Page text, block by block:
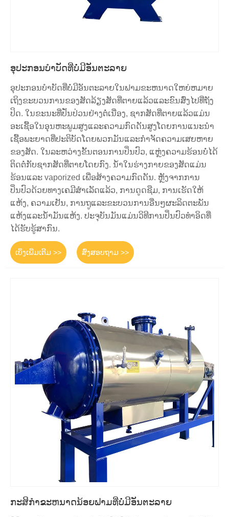
ອຸປະກອນບໍາບັດທີ່ບໍ່ມີອັນຕະລາຍ
ອຸປະກອນບໍາບັດທີ່ບໍ່ມີອັນຕະລາຍໃນຟາມຂະຫນາດໃຫຍ່ຫມາຍ
ເຖິງຂະບວນການຂອງສັດລ້ຽງສັດທີ່ຕາຍແລ້ວແລະຂົນສົ່ງໄປທີ່ຖັງ
ປິດ. ໃນຂະນະທີ່ປັ່ນປ່ວນຢ່າງຕໍ່ເນື່ອງ, ຊາກສັດທີ່ຕາຍແລ້ວແມ່ນ
ອະເຊື້ອໃນອຸນຫະພູມສູງແລະຄວາມກົດດັນສູງໂດຍການແນະນໍາ
ເຊື້ອພະຍາດທີ່ປະຕິບັດໂດຍພວກມັນແລະກໍາຈັດຄວາມເສຍຫາຍ
ຂອງສັດ. ໃນລະຫວ່າງຂັ້ນຕອນການປິ່ນປົວ, ແຫຼ່ງຄວາມຮ້ອນບໍ່ໄດ້
ຕິດຕໍ່ກັບຊາກສັດທີ່ຕາຍໂດຍກົງ. ນ້ໍາໃນຮ່າງກາຍຂອງສັດແມ່ນ
ຮ້ອນແລະ vaporized ເພື່ອສ້າງຄວາມກົດດັນ. ຫຼັງຈາກການ
ປິ່ນປົວດ້ວຍທາງເຄມີສໍາເລັດແລ້ວ, ການດູດຊືມ, ການເຮັດໃຫ້
ແຫ້ງ, ຄວາມເຢັນ, ການຖູແລະຂະບວນການອື່ນໆຜະລິດຕະພັນ
ແຫ້ງແລະນໍ້າມັນແຫ້ງ. ປະຈຸບັນມັນແມ່ນວິທີການປິ່ນປົວທໍາອິດທີ່
ໄດ້ຮັບຮູ້ສາກົນ.
ເບິ່ງເພີ່ມເຕີມ >> ສົ່ງສອບຖາມ >>
ກະສິກໍາຂະຫນາດນ້ອຍຟາມທີ່ບໍ່ມີອັນຕະລາຍ